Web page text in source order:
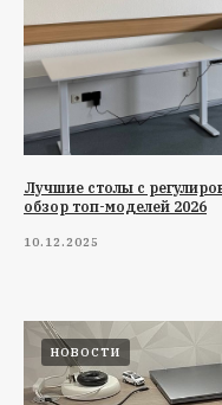
Лучшие столы с
обзор топ-моделей 2026
10.12.2025
НОВОСТИ